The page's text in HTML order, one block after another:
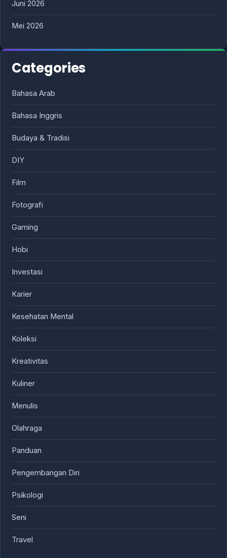
Juni 2026
Mei 2026
Categories
Bahasa Arab
Bahasa Inggris
Budaya & Tradisi
DIY
Film
Fotografi
Gaming
Hobi
Investasi
Karier
Kesehatan Mental
Koleksi
Kreativitas
Kuliner
Menulis
Olahraga
Panduan
Pengembangan Diri
Psikologi
Seni
Travel